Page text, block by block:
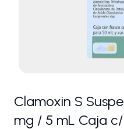
Clamoxin S
mg / 5 mL Caja